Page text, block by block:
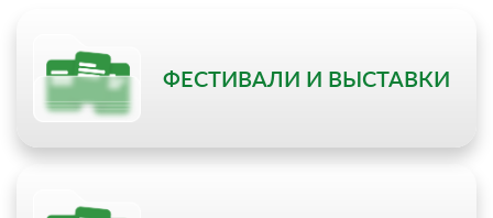
ФЕСТИВАЛИ И ВЫСТАВКИ